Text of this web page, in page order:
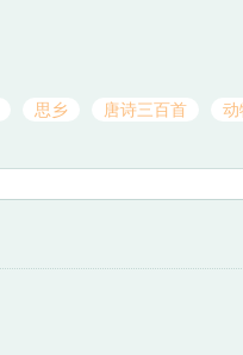
思乡 唐诗三百首 动